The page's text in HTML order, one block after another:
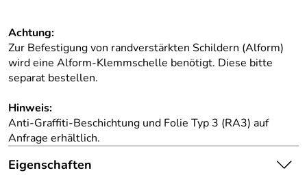
Achtung:
Zur Befestigung von randverstärkten Schildern (Alform)
wird eine Alform-Klemmschelle benötigt. Diese bitte
separat bestellen.
Hinweis:
Anti-Graffiti-Beschichtung und Folie Typ 3 (RA3) auf
Anfrage erhältlich.
Eigenschaften